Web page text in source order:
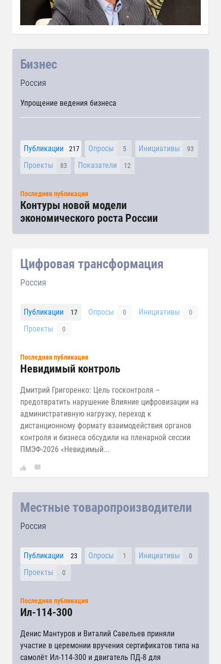
Бизнес
Россия
Упрощение ведения бизнеса
Публикации 217 Опросы 5 Инициативы 93
Проекты 83 Показатели 12
Последняя публикация
Контуры новой модели
экономического роста России
Цифровая трансформация
Россия
Публикации 17 Опросы 0 Инициативы 0
Проекты 0
Последняя публикация
Невидимый контроль
Дмитрий Григоренко: Цель госконтроля –
предотвратить нарушение Влияние цифровизации на
административную нагрузку, переход к
дистанционному формату взаимодействия органов
контроля и бизнеса обсудили на пленарной сессии
ПМЭФ-2026 «Невидимый...
Местные товаропроизводители
Россия
Публикации 23 Опросы 1 Инициативы 0
Проекты 0
Последняя публикация
Ил-114-300
Денис Мантуров и Виталий Савельев приняли
участие в церемонии вручения сертификатов типа на
самолёт Ил-114-300 и двигатель ПД-8 для